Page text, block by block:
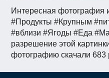
Интересная фотография
#Продукты #Крупным
#вблизи #Ягоды #Еда
разрешение этой
фотографию скачали 683